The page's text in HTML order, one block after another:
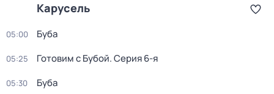
Карусель
05:00 Буба
05:25 Готовим с Бубой. Серия 6-я
05:30 Буба